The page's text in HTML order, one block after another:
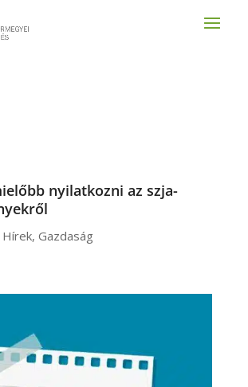
nyilatkozni az szja-
Hírek, Gazdaság